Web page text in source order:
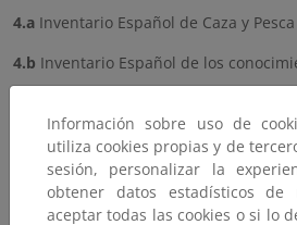
4.a Inventario Español de Caza y Pesca
4.b Inventario Español de los
Mapa de suelos LUCDEME
Otros componentes de la
Información sobre uso de
utiliza cookies propias y de
sesión, personalizar la
obtener datos estadísticos de
aceptar todas las cookies o si lo